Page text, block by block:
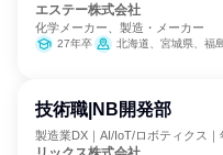
エステー株式会社
化学メーカー、製造・メーカー
27年卒 北海道、宮城県、福島県、埼玉県、東京都、愛知県、大
技術職|NB開発部
製造業DX｜AI/IoT/ロボティクス｜